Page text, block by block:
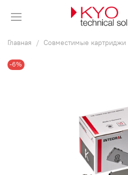
Главная Совместимые картриджи
-6%